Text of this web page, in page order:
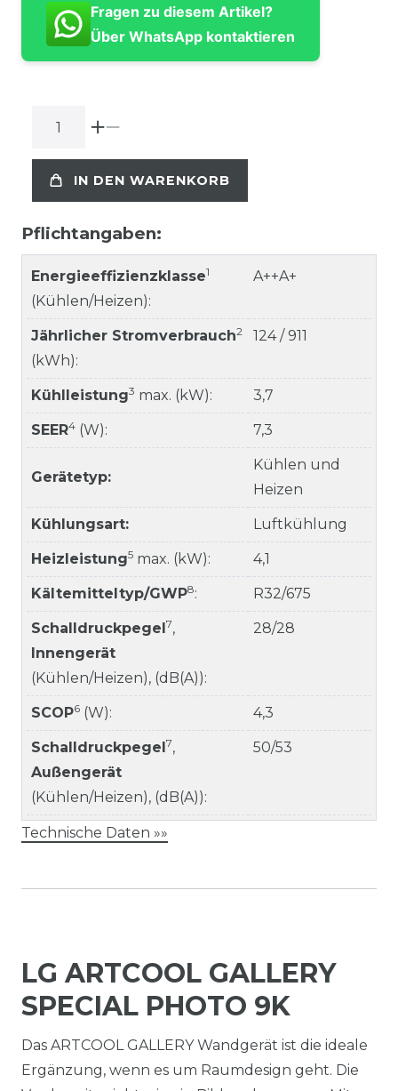
Fragen zu diesem Artikel?
Über WhatsApp kontaktieren
IN DEN WARENKORB
Pflichtangaben:
Energieeffizienzklasse1
(Kühlen/Heizen):
A++A+
Jährlicher Stromverbrauch2
(kWh):
124 / 911
Kühlleistung3 max. (kW): 3,7
SEER4 (W): 7,3
Gerätetyp:
Kühlen und
Heizen
Kühlungsart: Luftkühlung
Heizleistung5 max. (kW): 4,1
Kältemitteltyp/GWP8: R32/675
Schalldruckpegel 7,
Innengerät
(Kühlen/Heizen), (dB(A)):
28/28
SCOP6 (W): 4,3
Schalldruckpegel 7,
Außengerät
(Kühlen/Heizen), (dB(A)):
50/53
Technische Daten »»
LG ARTCOOL GALLERY
SPECIAL PHOTO 9K
Das ARTCOOL GALLERY Wandgerät ist die ideale
Ergänzung, wenn es um Raumdesign geht. Die